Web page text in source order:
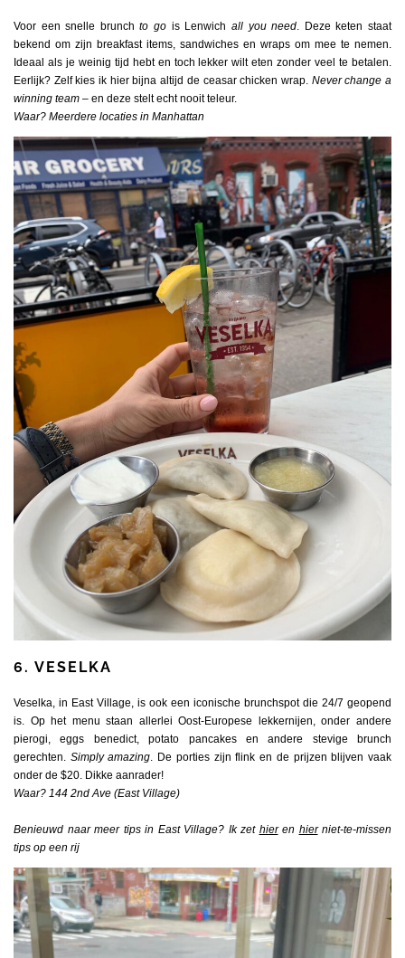
Voor een snelle brunchto go is Lenwich all you need. Deze keten staat
bekend om zijn breakfast items, sandwiches en wraps om mee te nemen.
Ideaal als je weinig tijd hebt en toch lekker wilt eten zonder veel te betalen.
Eerlijk? Zelf kies ik hier bijna altijd de ceasar chicken wrap. Never change a
winning team – en deze stelt echt nooit teleur.
Waar? Meerdere locaties in Manhattan
6. VESELKA
Veselka, in East Village, is ook een iconische brunchspot die 24/7 geopend
is. Op het menu staan allerlei Oost-Europese lekkernijen, onder andere
pierogi, eggs benedict, potato pancakes en andere stevige brunch
gerechten. Simply amazing. De porties zijn flink en de prijzen blijven vaak
onder de $20. Dikke aanrader!
Waar? 144 2nd Ave (East Village)
Benieuwd naar meer tips in East Village? Ik zet hieren hierniet-te-missen
tips op een rij